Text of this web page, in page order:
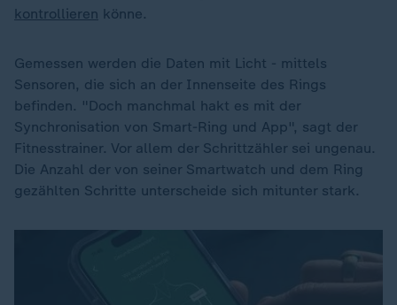
kontrollieren könne.
Gemessen werden die Daten mit Licht - mittels
Sensoren, die sich an der Innenseite des Rings
befinden. "Doch manchmal hakt es mit der
Synchronisation von Smart-Ring und App", sagt der
Fitnesstrainer. Vor allem der Schrittzähler sei ungenau.
Die Anzahl der von seiner Smartwatch und dem Ring
gezählten Schritte unterscheide sich mitunter stark.